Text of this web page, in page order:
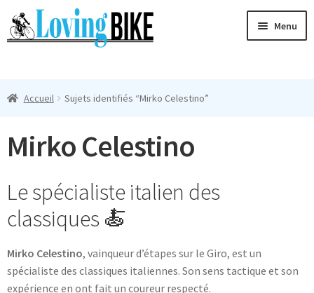
Aller
à
la
Aller
au
contenu
Menu
Manches Courtes
Manches Longues
T-Shirts
Accessoires
Suivi
Accueil Sujets identifiés “Mirko Celestino”
Mirko Celestino
Le spécialiste italien des
classiques 🍝
Mirko Celestino, vainqueur d’étapes sur le Giro, est un
spécialiste des classiques italiennes. Son sens tactique et son
expérience en ont fait un coureur respecté.